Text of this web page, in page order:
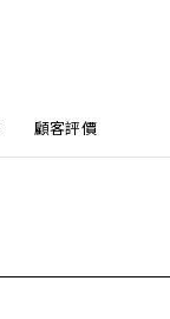
顧客評價